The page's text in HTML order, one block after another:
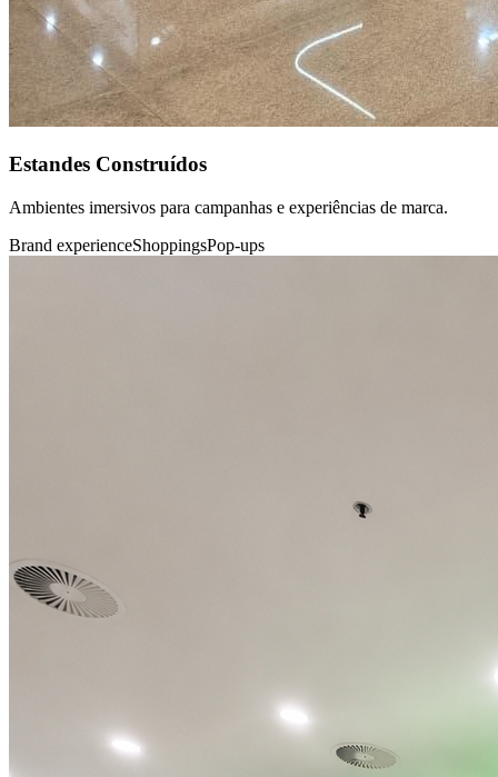
Estandes Construídos
Ambientes imersivos para campanhas e experiências de marca.
Brand experienceShoppingsPop-ups